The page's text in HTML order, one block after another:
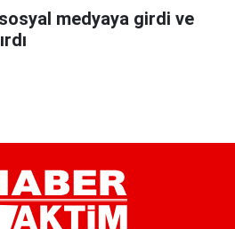
medyaya girdi ve